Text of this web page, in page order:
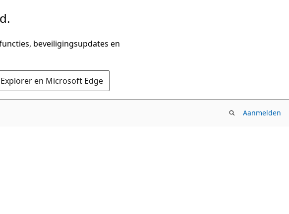
beveiligingsupdates en
en Microsoft Edge
Aanmelden